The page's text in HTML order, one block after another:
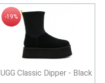
-19%
UGG Classic Dipper - Black